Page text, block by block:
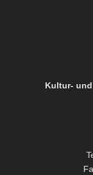
Kultur- und